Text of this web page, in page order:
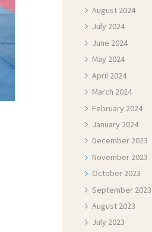
August 2024
July 2024
June 2024
May 2024
April 2024
March 2024
February 2024
January 2024
December 2023
November 2023
October 2023
September 2023
August 2023
July 2023